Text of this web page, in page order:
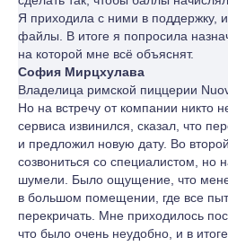
Я приходила с ними в поддержку,
файлы. В итоге я попросила
на которой мне всё объяснят.
София Мирцхулава
Владелица римской пиццерии
Но на встречу от компании никто
сервиса извинился, сказал, что
и предложил новую дату. Во
созвониться со специалистом, но
шумели. Было ощущение, что
в большом помещении, где все
перекричать. Мне приходилось
что было очень неудобно, и в